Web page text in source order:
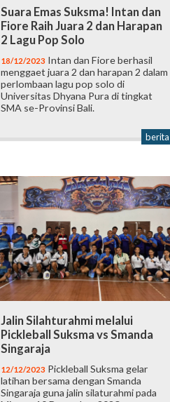
Suara Emas Suksma! Intan dan
Fiore Raih Juara 2 dan Harapan
2 Lagu Pop Solo
18/12/2023 Intan dan Fiore berhasil
menggaet juara 2 dan harapan 2 dalam
perlombaan lagu pop solo di
Universitas Dhyana Pura di tingkat
SMA se-Provinsi Bali.
berita
Jalin Silahturahmi melalui
Pickleball Suksma vs Smanda
Singaraja
12/12/2023 Pickleball Suksma gelar
latihan bersama dengan Smanda
Singaraja guna jalin silaturahmi pada